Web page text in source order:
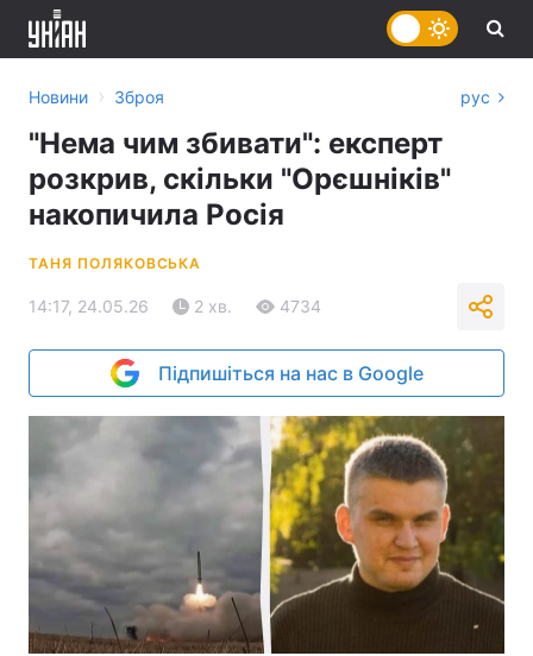
Новини › Зброя рус
"Нема чим збивати": експерт
розкрив, скільки "Орєшніків"
накопичила Росія
ТАНЯ ПОЛЯКОВСЬКА
14:17, 24.05.26 2 хв. 4734
Підпишіться на нас в Google